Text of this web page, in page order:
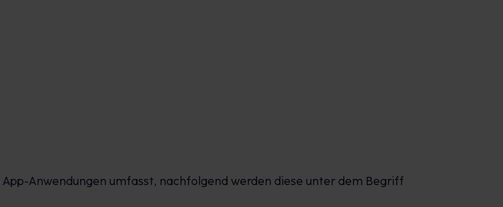
Anwendungen umfasst, nachfolgend werden diese unter dem Begriff